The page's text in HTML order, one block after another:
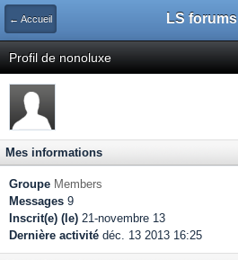
← Accueil LS forums
Profil de nonoluxe
Mes informations
Groupe Members
Messages 9
Inscrit(e) (le) 21-novembre 13
Dernière activité déc. 13 2013 16:25